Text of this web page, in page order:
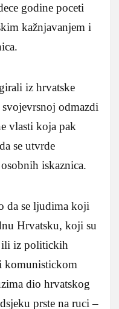
godine poceti
kažnjavanjem i
iz hrvatske
odmazdi
vlasti koja pak
se utvrde
iskaznica.
da se ljudima koji
Hrvatsku, koji su
ili iz politickih
komunistickom
dio hrvatskog
prste na ruci –